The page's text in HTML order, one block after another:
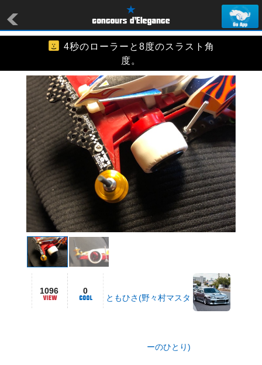
4秒のローラーと8度のスラスト角
度。
1096 0
ともひさ(野々村マスタ
ーのひとり)